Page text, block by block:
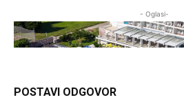
- Oglasi-
POSTAVI ODGOVOR